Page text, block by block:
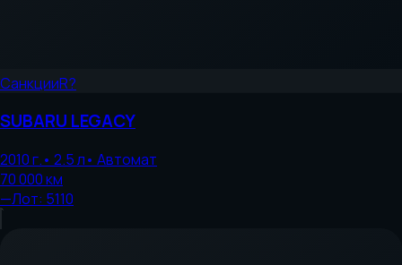
СанкцииR?
SUBARU LEGACY
2010г.• 2.5л• Автомат
70 000км
—Лот: 5110